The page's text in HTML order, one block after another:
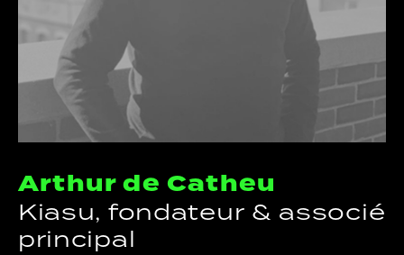
Arthur de Catheu
Kiasu, fondateur & associé
principal